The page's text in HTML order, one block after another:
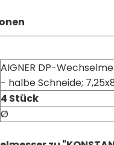
AIGNER DP-
- halbe Schneide;
4 Stück
Ø